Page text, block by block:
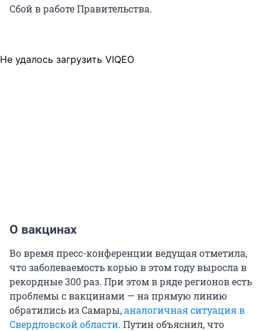
Сбой в работе Правительства.
Не удалось загрузить VIQEO
О вакцинах
Во время пресс-конференции ведущая отметила,
что заболеваемость корью в этом году выросла в
рекордные 300 раз. При этом в ряде регионов есть
проблемы с вакцинами — на прямую линию
обратились из Самары,аналогичная ситуация в
Свердловской области. Путин объяснил, что